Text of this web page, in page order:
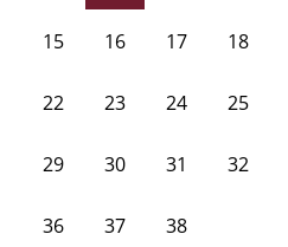
15 16 17 18
22 23 24 25
29 30 31 32
36 37 38